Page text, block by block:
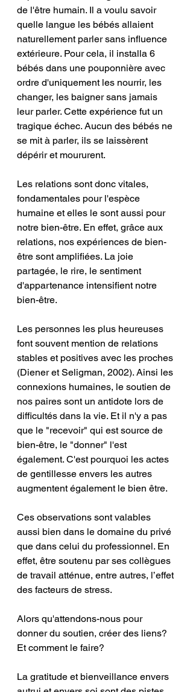
de l'être humain. Il a voulu savoir
quelle langue les bébés allaient
naturellement parler sans influence
extérieure. Pour cela, il installa 6
bébés dans une pouponnière avec
ordre d'uniquement les nourrir, les
changer, les baigner sans jamais
leur parler. Cette expérience fut un
tragique échec. Aucun des bébés ne
se mit à parler, ils se laissèrent
dépérir et moururent.
Les relations sont donc vitales,
fondamentales pour l'espèce
humaine et elles le sont aussi pour
notre bien-être. En effet, grâce aux
relations, nos expériences de bien-
être sont amplifiées. La joie
partagée, le rire, le sentiment
d'appartenance intensifient notre
bien-être.
Les personnes les plus heureuses
font souvent mention de relations
stables et positives avec les proches
(Diener et Seligman, 2002). Ainsi les
connexions humaines, le soutien de
nos paires sont un antidote lors de
difficultés dans la vie. Et il n'y a pas
que le "recevoir" qui est source de
bien-être, le "donner" l'est
également. C'est pourquoi les actes
de gentillesse envers les autres
augmentent également le bien être.
Ces observations sont valables
aussi bien dans le domaine du privé
que dans celui du professionnel. En
effet, être soutenu par ses collègues
de travail atténue, entre autres, l’effet
des facteurs de stress.
Alors qu'attendons-nous pour
donner du soutien, créer des liens?
Et comment le faire?
La gratitude et bienveillance envers